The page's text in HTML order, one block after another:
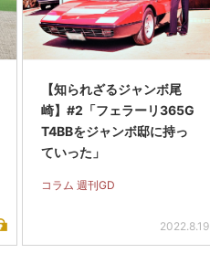
【知られざるジャンボ尾
崎】#2「フェラーリ365G
T4BBをジャンボ邸に持っ
ていった」
コラム 週刊GD
2022.8.19